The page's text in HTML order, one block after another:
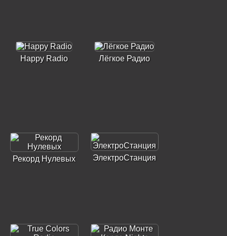
Happy Radio Лёгкое Радио
Рекорд Нулевых ЭлектроСтанция